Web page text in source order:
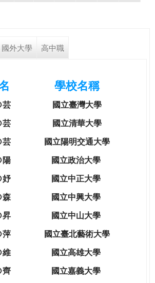
國外大學 高中職
學校名稱
國立臺灣大學
國立清華大學
國立陽明交通大學
國立政治大學
國立中正大學
國立中興大學
國立中山大學
國立臺北藝術大學
國立高雄大學
國立嘉義大學